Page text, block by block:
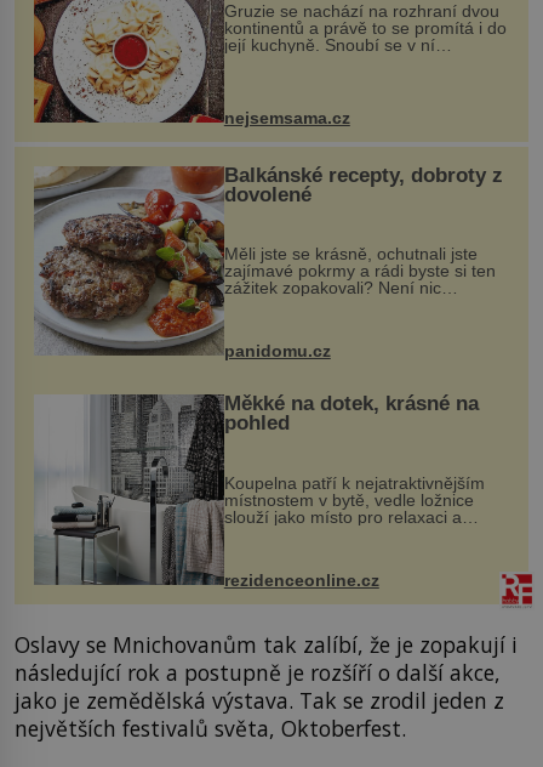
Gruzie se nachází na rozhraní dvou
kontinentů a právě to se promítá i do
její kuchyně. Snoubí se v ní
evropské a asijské chutě a díky tomu
vznikají rozmanité a chuťově bohaté
pokrmy, které rozhodně st...
nejsemsama.cz
Balkánské recepty, dobroty z
dovolené
Měli jste se krásně, ochutnali jste
zajímavé pokrmy a rádi byste si ten
zážitek zopakovali? Není nic
snazšího. Pljeskavica (10 porcí)
Možná jste ji ochutnali na dovolené v
bývalé Jugoslávii, lze ji vi...
panidomu.cz
Měkké na dotek, krásné na
pohled
Koupelna patří k nejatraktivnějším
místnostem v bytě, vedle ložnice
slouží jako místo pro relaxaci a
odpočinek. Koupelnový textil –
ručníky, osušky a koberečky –
mohou jako mávnutím kouzelného
proutku...
rezidenceonline.cz
Oslavy se Mnichovanům tak zalíbí, že je zopakují i
následující rok a postupně je rozšíří o další akce,
jako je zemědělská výstava. Tak se zrodil jeden z
největších festivalů světa, Oktoberfest.